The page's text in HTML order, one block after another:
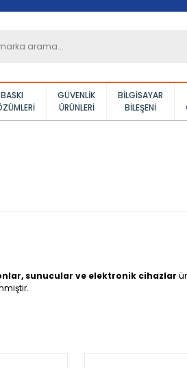
BASKI
GÜVENLIK
ÜRÜNLERI
BILGISAYAR
BILEŞENI
sunucular ve elektronik cihazlar